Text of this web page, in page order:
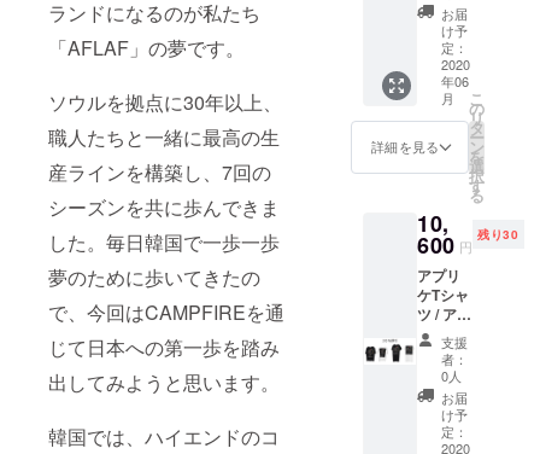
ランドになるのが私たち
「AFLAF」の夢です。
ソウルを拠点に30年以上、
職人たちと一緒に最高の生
産ラインを構築し、7回の
シーズンを共に歩んできま
した。毎日韓国で一歩一歩
夢のために歩いてきたの
で、今回はCAMPFIREを通
じて日本への第一歩を踏み
出してみようと思います。
韓国では、ハイエンドのコ
早割」
価格
15,120
円 ▷
40％割
お届
け予
定：
2020
年06
月
詳細を見る
こ
の
リ
タ
ー
ン
を
選
択
す
る
10,
600 円
残り30
アプリ
ケTシャ
ツ / アプ
リケワ
ンピー
ス 「早
割」 価
15,120
円 ▷
支援
者：
0人
お届
け予
定：
2020